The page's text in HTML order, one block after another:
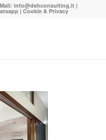
info@dshconsulting.it |
| Cookie & Privacy